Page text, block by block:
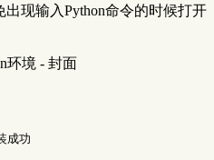
出现输入Python命令的时候打开
成功